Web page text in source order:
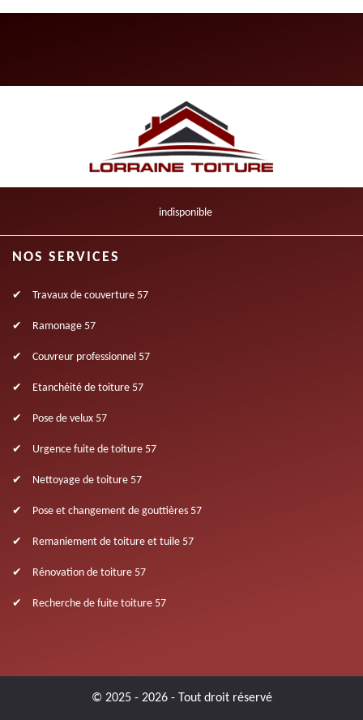
indisponible
NOS SERVICES
Travaux de couverture 57
Ramonage 57
Couvreur professionnel 57
Etanchéité de toiture 57
Pose de velux 57
Urgence fuite de toiture 57
Nettoyage de toiture 57
Pose et changement de gouttières 57
Remaniement de toiture et tuile 57
Rénovation de toiture 57
Recherche de fuite toiture 57
© 2025 - 2026 - Tout droit réservé